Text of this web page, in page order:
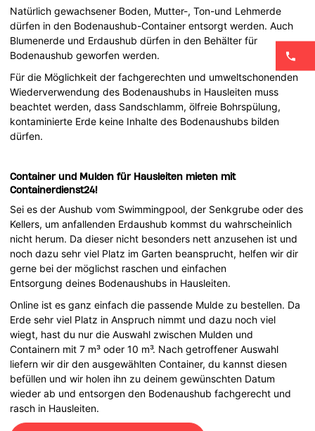
Natürlich gewachsener Boden, Mutter-, Ton-und Lehmerde
dürfen in den Bodenaushub-Container entsorgt werden. Auch
Blumenerde und Erdaushub dürfen in den Behälter für
Bodenaushub geworfen werden.
Für die Möglichkeit der fachgerechten und umweltschonenden
Wiederverwendung des Bodenaushubs in Hausleiten muss
beachtet werden, dass Sandschlamm, ölfreie Bohrspülung,
kontaminierte Erde keine Inhalte des Bodenaushubs bilden
dürfen.
Container und Mulden für Hausleiten mieten mit
Containerdienst24!
Sei es der Aushub vom Swimmingpool, der Senkgrube oder des
Kellers, um anfallenden Erdaushub kommst du wahrscheinlich
nicht herum. Da dieser nicht besonders nett anzusehen ist und
noch dazu sehr viel Platz im Garten beansprucht, helfen wir dir
gerne bei der möglichst raschen und einfachen
Entsorgung deines Bodenaushubs in Hausleiten.
Online ist es ganz einfach die passende Mulde zu bestellen. Da
Erde sehr viel Platz in Anspruch nimmt und dazu noch viel
wiegt, hast du nur die Auswahl zwischen Mulden und
Containern mit 7 m³ oder 10 m³. Nach getroffener Auswahl
liefern wir dir den ausgewählten Container, du kannst diesen
befüllen und wir holen ihn zu deinem gewünschten Datum
wieder ab und entsorgen den Bodenaushub fachgerecht und
rasch in Hausleiten.